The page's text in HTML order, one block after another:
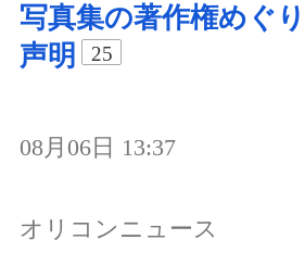
写真集の著作権めぐ
声明
25
08月06日 13:37
オリコンニュース